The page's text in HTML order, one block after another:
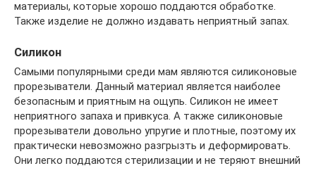
материалы, которые хорошо поддаются обработке.
Также изделие не должно издавать неприятный запах.
Силикон
Самыми популярными среди мам являются силиконовые
прорезыватели. Данный материал является наиболее
безопасным и приятным на ощупь. Силикон не имеет
неприятного запаха и привкуса. А также силиконовые
прорезыватели довольно упругие и плотные, поэтому их
практически невозможно разгрызть и деформировать.
Они легко поддаются стерилизации и не теряют внешний